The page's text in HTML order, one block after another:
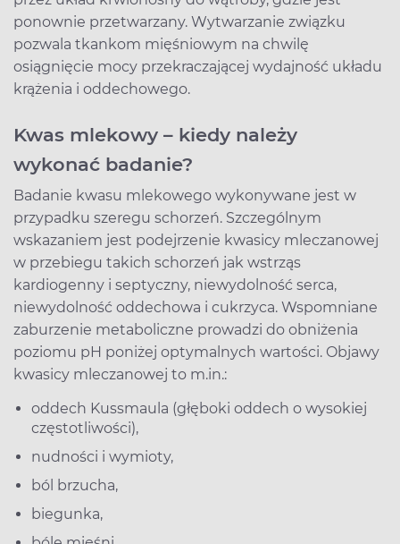
ponownie przetwarzany. Wytwarzanie związku
pozwala tkankom mięśniowym na chwilę
osiągnięcie mocy przekraczającej wydajność układu
krążenia i oddechowego.
Kwas mlekowy – kiedy należy
wykonać badanie?
Badanie kwasu mlekowego wykonywane jest w
przypadku szeregu schorzeń. Szczególnym
wskazaniem jest podejrzenie kwasicy mleczanowej
w przebiegu takich schorzeń jak wstrząs
kardiogenny i septyczny, niewydolność serca,
niewydolność oddechowa i cukrzyca. Wspomniane
zaburzenie metaboliczne prowadzi do obniżenia
poziomu pH poniżej optymalnych wartości. Objawy
kwasicy mleczanowej to m.in.:
oddech Kussmaula (głęboki oddech o wysokiej
częstotliwości),
nudności i wymioty,
ból brzucha,
biegunka,